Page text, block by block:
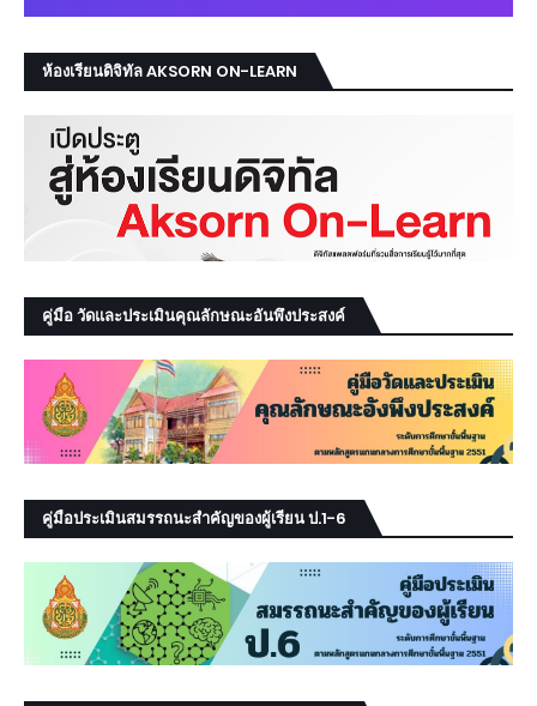
ห้องเรียนดิจิทัล AKSORN ON-LEARN
คู่มือ วัดและประเมินคุณลักษณะอันพึงประสงค์
คู่มือประเมินสมรรถนะสำคัญของผู้เรียน ป.1-6